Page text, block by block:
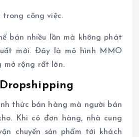
trong công việc.
bán nhiều lần mà không phát
mới. Đây là mô hình MMO
mở rộng rất lớn.
thức bán hàng mà người bán
Khi có đơn hàng, nhà cung
chuyển sản phẩm tới khách